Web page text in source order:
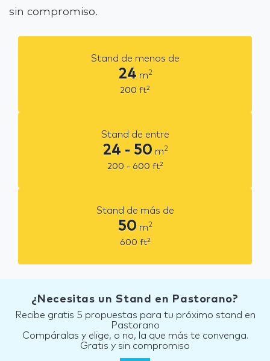
sin compromiso.
Stand de menos de
24 m2
200 ft2
Stand de entre
24 - 50 m2
200 - 600 ft2
Stand de más de
50 m2
600 ft2
¿Necesitas un Stand en Pastorano?
Recibe gratis 5 propuestas para tu próximo stand en
Pastorano
Compáralas y elige, o no, la que más te convenga.
Gratis y sin compromiso